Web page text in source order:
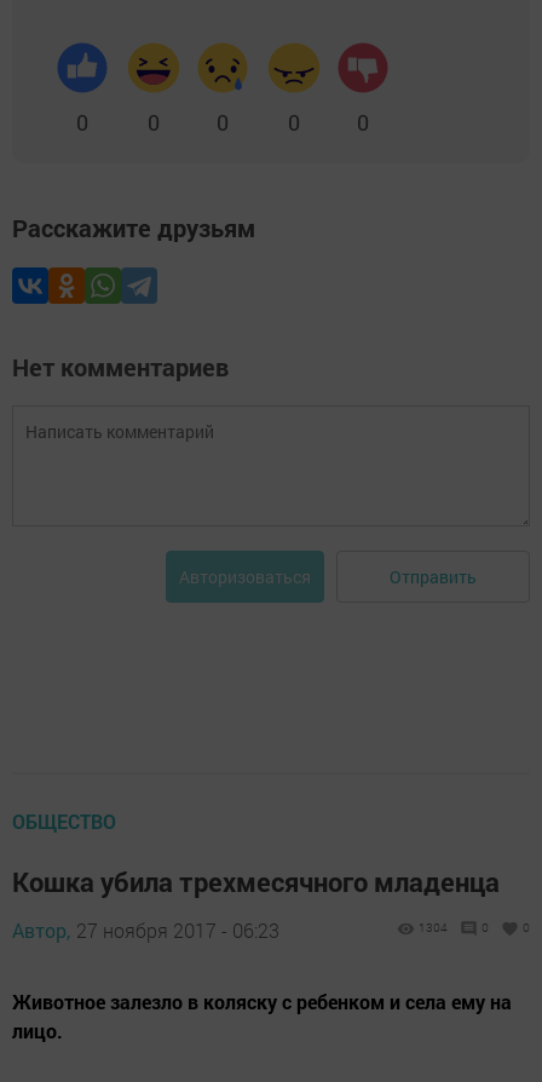
0 0 0 0 0
Расскажите друзьям
Нет комментариев
Авторизоваться Отправить
ОБЩЕСТВО
Кошка убила трехмесячного младенца
Автор, 27 ноября 2017 - 06:23 1304 0 0
Животное залезло в коляску с ребенком и села ему на
лицо.